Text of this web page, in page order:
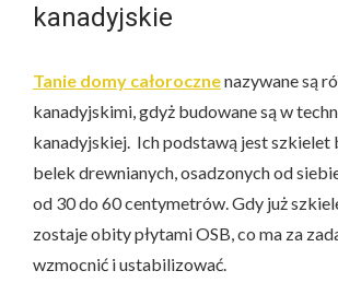
kanadyjskie
Tanie domy całorocznenazywane są
kanadyjskimi, gdyż budowane są w
kanadyjskiej. Ich podstawą jest szkielet
belek drewnianych, osadzonych od
od 30 do 60 centymetrów. Gdy już
zostaje obity płytami OSB, co ma za
wzmocnić i ustabilizować.